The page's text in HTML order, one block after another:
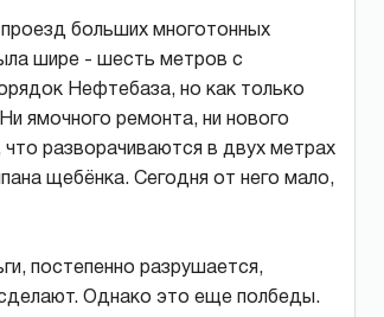
больших многотонных
шире - шесть метров с
Нефтебаза, но как только
ямочного ремонта, ни нового
разворачиваются в двух метрах
щебёнка. Сегодня от него мало,
постепенно разрушается,
Однако это еще полбеды.